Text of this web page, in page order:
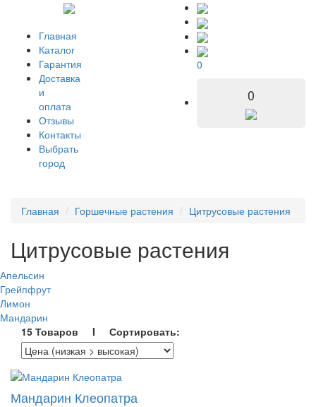
Главная
Каталог
Гарантия
Доставка
и
оплата
Отзывы
Контакты
Выбрать
город
0
0
Главная Горшечные растения Цитрусовые растения
Цитрусовые растения
Апельсин
Грейпфрут
Лимон
Мандарин
15 Товаров I Сортировать:
Мандарин Клеопатра